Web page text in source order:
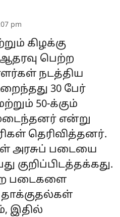
pm
கிழக்கு
ஆதரவு பெற்ற
நடத்திய
30 பேர்
50-க்கும்
என்று
தெரிவித்தனர்.
அரசுப் படையை
குறிப்பிடத்தக்கது.
படைகளை
இதில்